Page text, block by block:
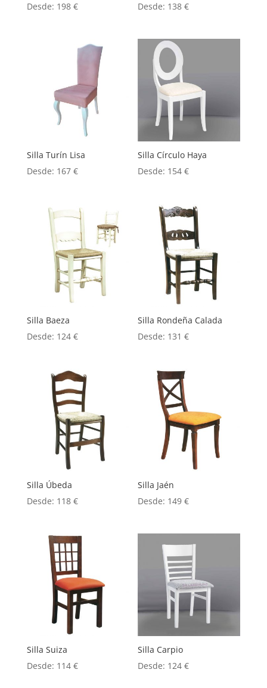
Desde: 198 €
Desde: 138€
Silla Turín Lisa
Desde: 167 €
Silla Círculo Haya
Desde: 154€
Silla Baeza
Desde: 124 €
Silla Rondeña Calada
Desde: 131€
Silla Úbeda
Desde: 118 €
Silla Jaén
Desde: 149€
Silla Suiza
Desde: 114 €
Silla Carpio
Desde: 124€